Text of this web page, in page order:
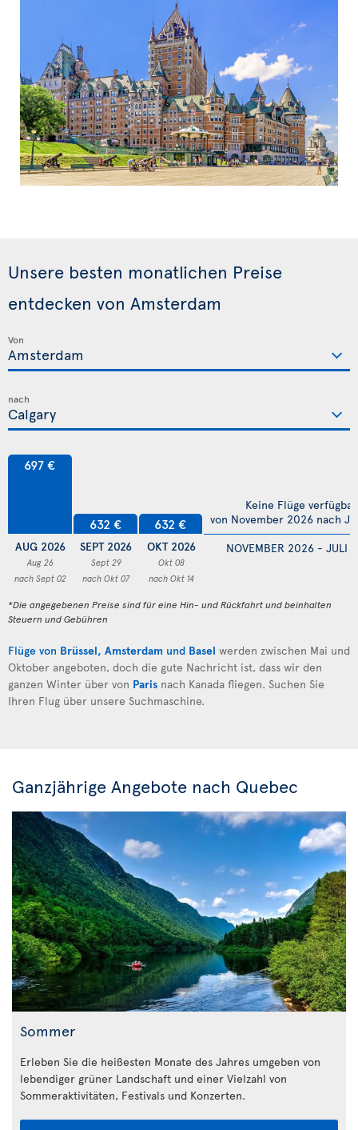
Unsere besten monatlichen Preise
entdecken von Amsterdam
Von
nach
697 €
AUG 2026
Aug 26
nach Sept 02
632 €
SEPT 2026
Sept 29
nach Okt 07
632 €
OKT 2026
Okt 08
nach Okt 14
NOVEMBER 2026 - JULI
Keine Flüge verfügbar
von November 2026 nach
*Die angegebenen Preise sind für eine Hin- und Rückfahrt und beinhalten
Steuern und Gebühren
Flüge von Brüssel, Amsterdam und Basel werden zwischen Mai und
Oktober angeboten, doch die gute Nachricht ist, dass wir den
ganzen Winter über von Paris nach Kanada fliegen. Suchen Sie
Ihren Flug über unsere Suchmaschine.
Ganzjährige Angebote nach Quebec
Sommer
Erleben Sie die heißesten Monate des Jahres umgeben von
lebendiger grüner Landschaft und einer Vielzahl von
Sommeraktivitäten, Festivals und Konzerten.